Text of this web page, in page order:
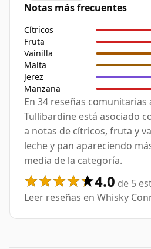
Notas más frecuentes
Cítricos
Fruta
Vainilla
Malta
Jerez
Manzana
En 34 reseñas comunitarias
Tullibardine está asociado
a notas de cítricos, fruta y
leche y pan apareciendo
media de la categoría.
4.0 de 5
Leer reseñas en Whisky